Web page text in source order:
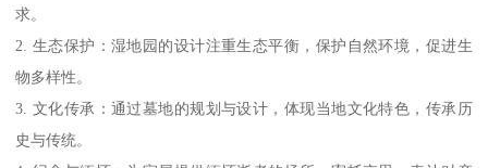
求。
2. 生态保护：湿地园的设计注重生态平衡，保护自然环境，促进生
物多样性。
3. 文化传承：通过墓地的规划与设计，体现当地文化特色，传承历
史与传统。